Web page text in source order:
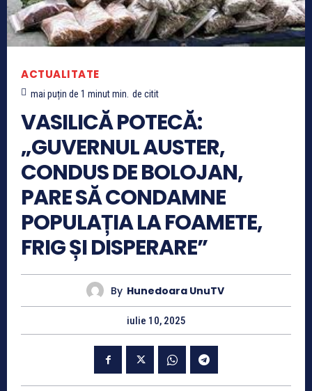
ACTUALITATE
mai puțin de 1 minutmin. de citit
VASILICĂ POTECĂ:
„GUVERNUL AUSTER,
CONDUS DE BOLOJAN,
PARE SĂ CONDAMNE
POPULAȚIA LA FOAMETE,
FRIG ȘI DISPERARE”
By Hunedoara UnuTV
iulie 10, 2025